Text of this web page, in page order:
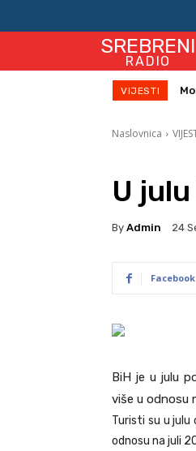
SREBRENI
RADIO
VIJESTI
Naslovnica
U
By Admin 24
Facebook
BiH je u julu
više u odnosu
Turisti su u
odnosu na juli